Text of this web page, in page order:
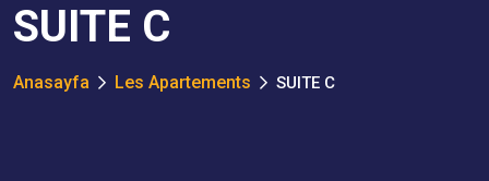
SUITE C
Anasayfa Les Apartements SUITE C